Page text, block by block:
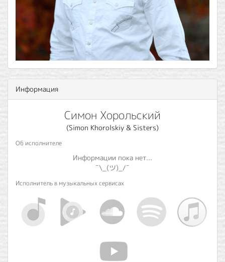
Информация
Симон Хорольский
(Simon Khorolskiy & Sisters)
Об исполнителе
Информации пока нет...
¯\_(ツ)_/¯
Исполнитель в музыкальных сервисах